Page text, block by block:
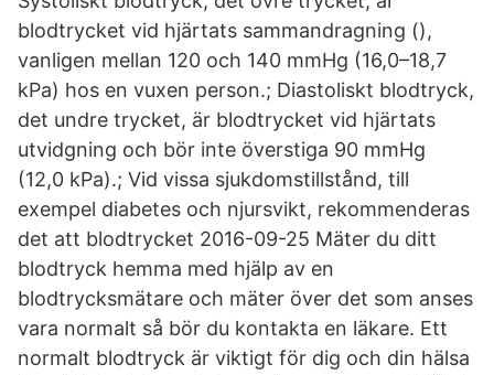
blodtrycket vid hjärtats sammandragning (),
vanligen mellan 120 och 140 mmHg (16,0–18,7
kPa) hos en vuxen person.; Diastoliskt blodtryck,
det undre trycket, är blodtrycket vid hjärtats
utvidgning och bör inte överstiga 90 mmHg
(12,0 kPa).; Vid vissa sjukdomstillstånd, till
exempel diabetes och njursvikt, rekommenderas
det att blodtrycket 2016-09-25 Mäter du ditt
blodtryck hemma med hjälp av en
blodtrycksmätare och mäter över det som anses
vara normalt så bör du kontakta en läkare. Ett
normalt blodtryck är viktigt för dig och din hälsa